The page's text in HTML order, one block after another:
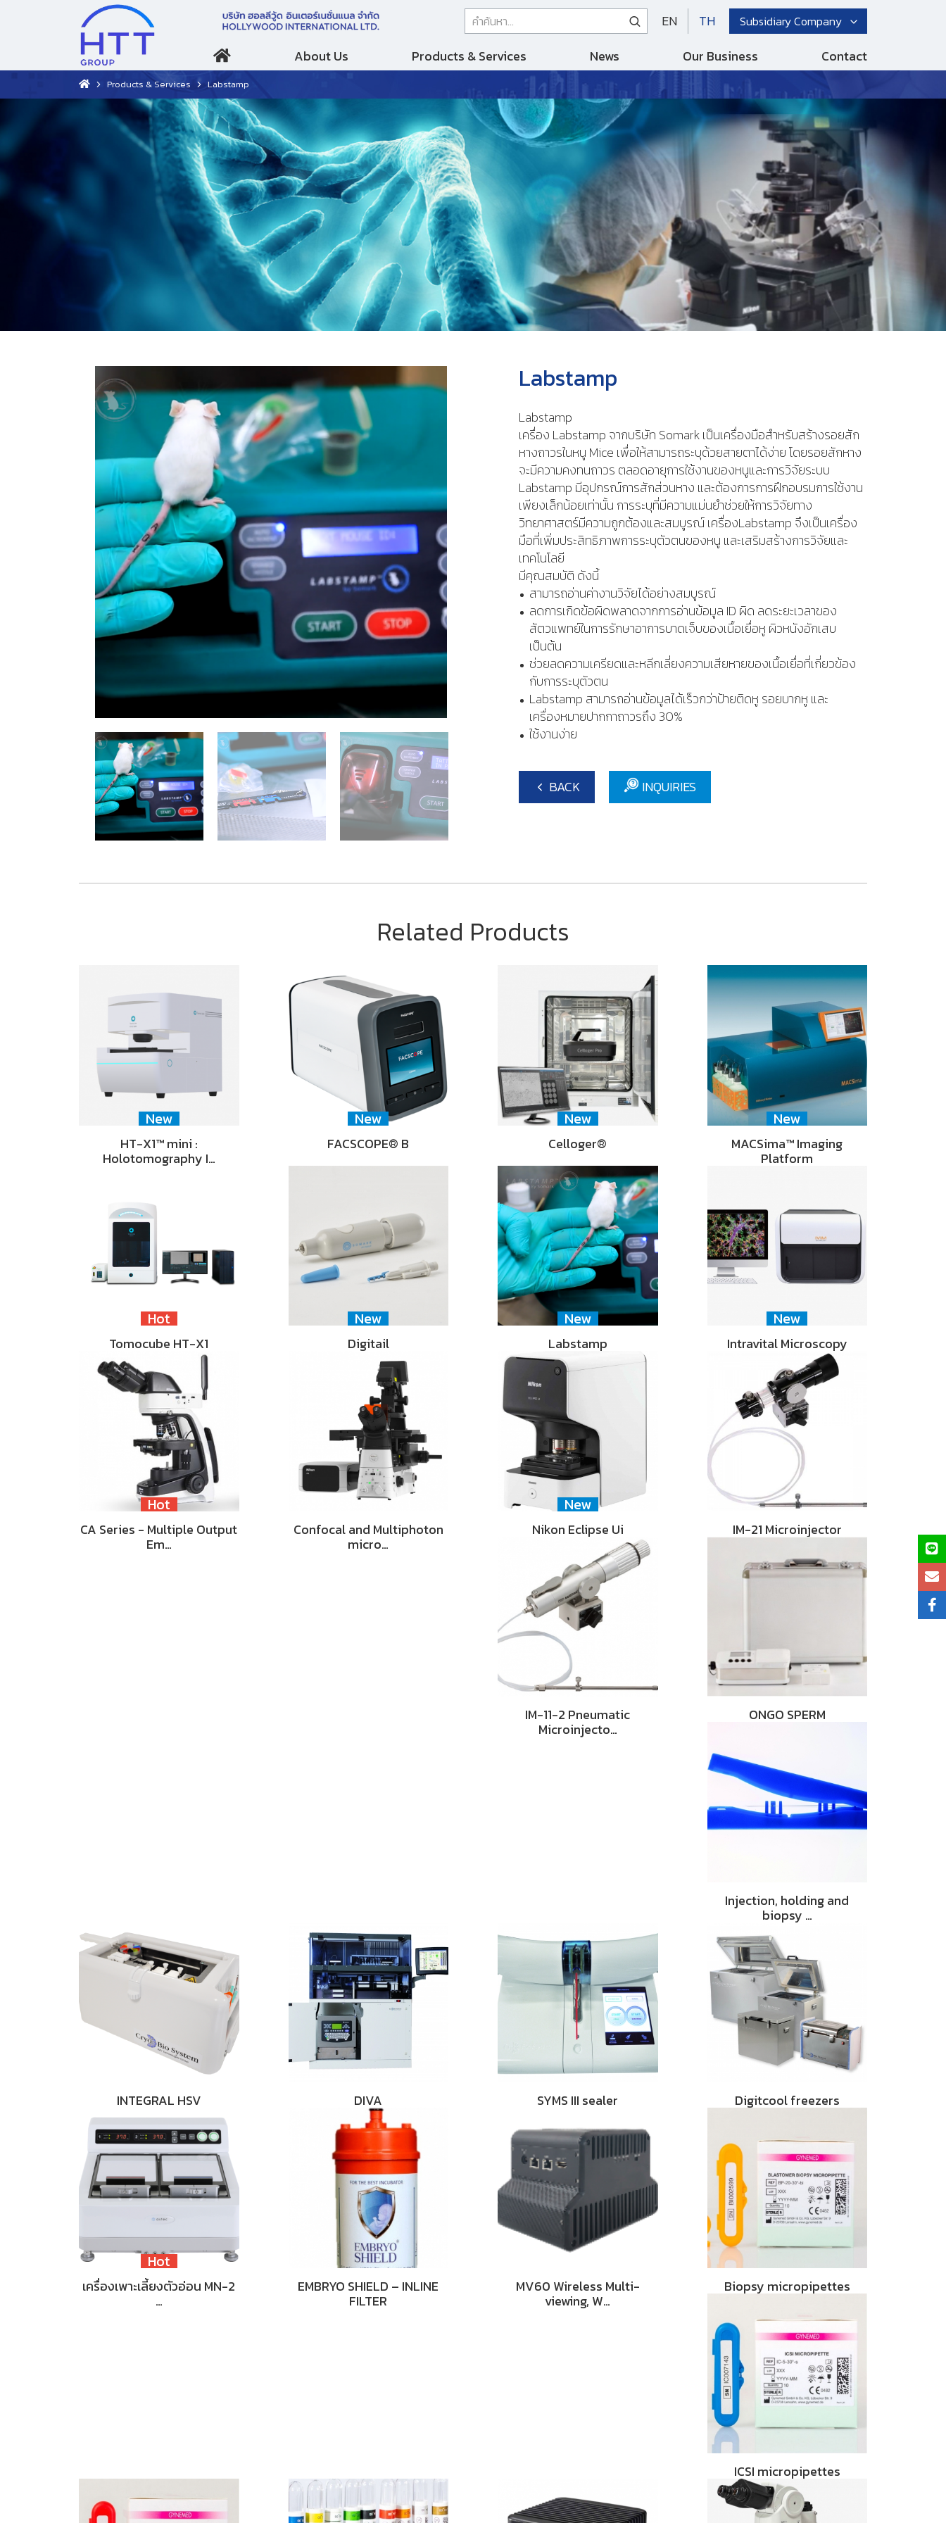
EN TH Subsidiary Company
About Us Products & Services News Our Business Contact
Products & Services Labstamp
Labstamp
Labstamp
เครื่อง Labstamp จากบริษัท Somark เป็นเครื่องมือสำหรับสร้างรอยสัก
หางถาวรในหนู Mice เพื่อให้สามารถระบุด้วยสายตาได้ง่าย โดยรอยสักหาง
จะมีความคงทนถาวร ตลอดอายุการใช้งานของหนูและการวิจัยระบบ
Labstamp มีอุปกรณ์การสักส่วนหาง และต้องการการฝึกอบรมการใช้งาน
เพียงเล็กน้อยเท่านั้น การระบุที่มีความแม่นยำช่วยให้การวิจัยทาง
วิทยาศาสตร์มีความถูกต้องและสมบูรณ์ เครื่องLabstamp จึงเป็นเครื่อง
มือที่เพิ่มประสิทธิภาพการระบุตัวตนของหนู และเสริมสร้างการวิจัยและ
เทคโนโลยี
มีคุณสมบัติ ดังนี้
สามารถอ่านค่างานวิจัยได้อย่างสมบูรณ์
ลดการเกิดข้อผิดพลาดจากการอ่านข้อมูล ID ผิด ลดระยะเวลาของ
สัตวแพทย์ในการรักษาอาการบาดเจ็บของเนื้อเยื่อหู ผิวหนังอักเสบ
เป็นต้น
ช่วยลดความเครียดและหลีกเลี่ยงความเสียหายของเนื้อเยื่อที่เกี่ยวข้อง
กับการระบุตัวตน
Labstamp สามารถอ่านข้อมูลได้เร็วกว่าป้ายติดหู รอยบากหู และ
เครื่องหมายปากกาถาวรถึง 30%
ใช้งานง่าย
BACK INQUIRIES
Related Products
New
HT-X1™ mini :
Holotomography I…
New
FACSCOPE® B
New
Celloger®
New
MACSima™ Imaging
Platform
Hot
Tomocube HT-X1
New
Digitail
New
Labstamp
New
Intravital Microscopy
Hot
CA Series - Multiple Output
Em…
Confocal and Multiphoton
micro…
New
Nikon Eclipse Ui IM-21 Microinjector
IM-11-2 Pneumatic
Microinjecto…
ONGO SPERM
Injection, holding and
biopsy …
INTEGRAL HSV DIVA SYMS III sealer Digitcool freezers
Hot
เครื่องเพาะเลี้ยงตัวอ่อน MN-2
…
EMBRYO SHIELD – INLINE
FILTER
MV60 Wireless Multi-
viewing, W…
Biopsy micropipettes
ICSI micropipettes